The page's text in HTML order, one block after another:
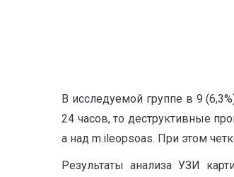
В исследуемой группе в 9
24 часов, то деструктивные
а над m.ileopsoas. При этом
Результаты анализа УЗИ